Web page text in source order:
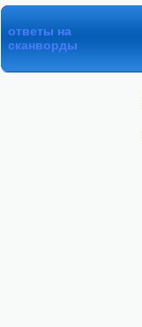
ответы на
сканворды